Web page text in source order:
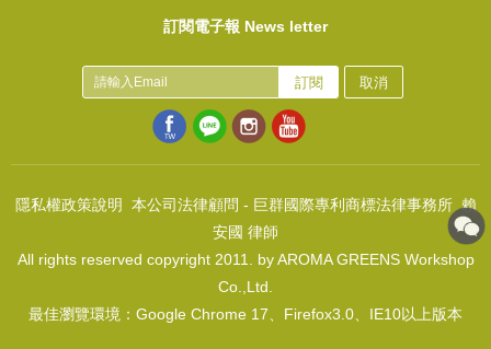
(USD1.99)
わふく皂包裝組～永恆守候的堅毅
NT$60
(USD0.83)
訂閱電子報 News letter
訂閱 取消
隱私權政策說明 本公司法律顧問 - 巨群國際專利商標法律事務所 賴
安國 律師
All rights reserved copyright 2011. by AROMA GREENS Workshop
Co.,Ltd.
最佳瀏覽環境：Google Chrome 17、Firefox3.0、IE10以上版本